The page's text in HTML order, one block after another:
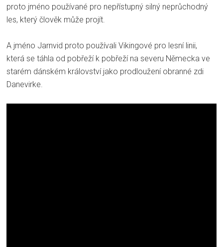
proto jméno používané pro nepřístupný silný neprůchodný
les, který člověk může projít.
A jméno Jarnvid proto používali Vikingové pro lesní linii,
která se táhla od pobřeží k pobřeží na severu Německa ve
starém dánském království jako prodloužení obranné zdi
Danevirke.